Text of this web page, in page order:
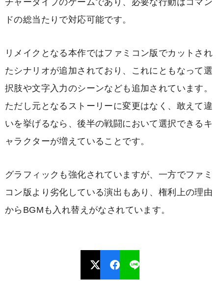
チャータイプのゲームであり、必要な行動はコマン
ドの総当たりで対応可能です。
リメイクとなる本作ではファミコン版でカットされ
たシナリオが追加されており、これにともなって選
択肢や文字入力のシーンなども追加されています。
ただし元となるストーリーに変更はなく、敢えて違
いを挙げるなら、後半の戦闘において選択できるキ
ャラクターが増えていることです。
グラフィックも強化されていますが、一方でファミ
コン版より劣化している演出もあり、権利上の理由
からBGMも入れ替えがなされています。